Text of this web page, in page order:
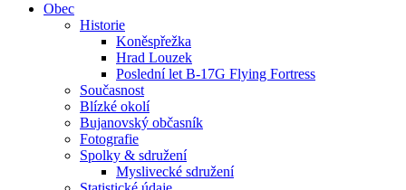
Obec
Historie
Koněspřežka
Hrad Louzek
Poslední let B-17G Flying Fortress
Současnost
Blízké okolí
Bujanovský občasník
Fotografie
Spolky & sdružení
Myslivecké sdružení